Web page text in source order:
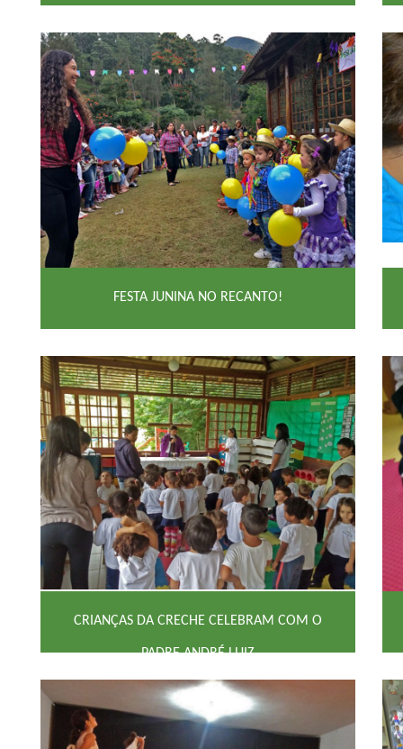
FESTA JUNINA NO RECANTO!
CRIANÇAS DA CRECHE CELEBRAM COM O
PADRE ANDRÉ LUIZ